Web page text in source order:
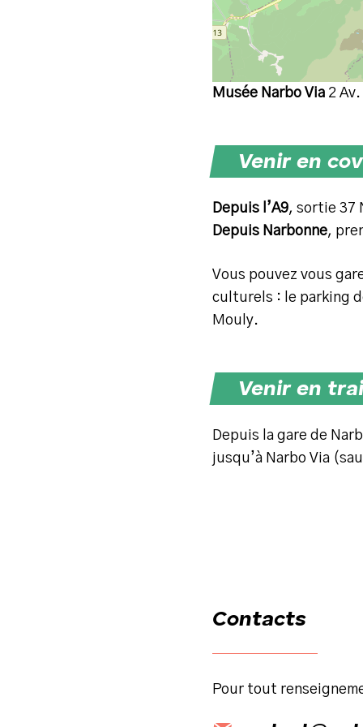
Musée Narbo Via 2
Venir en
Depuis l’A9, sortie 37
Depuis Narbonne,
Vous pouvez vous
culturels : le parking
Mouly.
Venir en
Depuis la gare de
jusqu’à Narbo Via
Contacts
Pour tout